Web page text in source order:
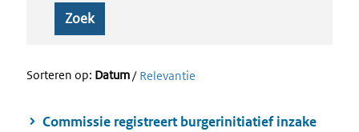
Zoek
Sorteren op: Datum/ Relevantie
Commissie registreert burgerinitiatief inzake